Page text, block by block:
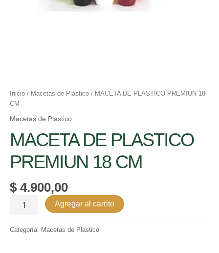
Inicio / Macetas de Plastico / MACETA DE PLASTICO PREMIUN 18
CM
Macetas de Plastico
MACETA DE PLASTICO
PREMIUN 18 CM
$ 4.900,00
Agregar al carrito
Categoría: Macetas de Plastico